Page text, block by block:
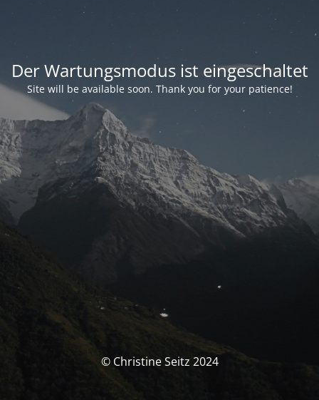
Der Wartungsmodus ist eingeschaltet
Site will be available soon. Thank you for your patience!
© Christine Seitz 2024